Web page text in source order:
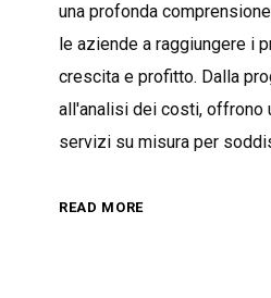
una profonda
le aziende a raggiungere i
crescita e profitto. Dalla
all'analisi dei costi, offrono
servizi su misura per
READ MORE